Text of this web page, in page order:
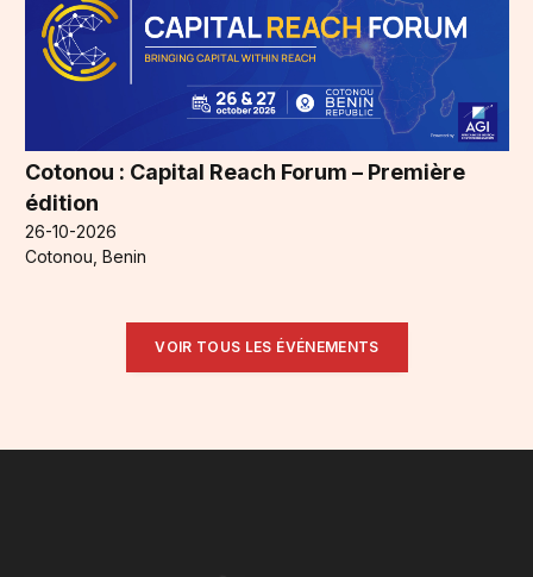
Cotonou : Capital Reach Forum – Première
édition
26-10-2026
Cotonou, Benin
VOIR TOUS LES ÉVÉNEMENTS